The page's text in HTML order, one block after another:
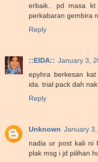
erbaik.. pd masa
perkabaran gembira
Reply
::EIDA:: January 3,
epyhra berkesan
ida. trial pack dah
Reply
Unknown January
nadia ur post kali ni
plak msg i jd pilihan